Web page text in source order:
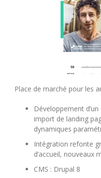
Place de marché pour les
Développement
import de landing
dynamiques
Intégration refonte
d’accueil, nouveaux
CMS : Drupal 8